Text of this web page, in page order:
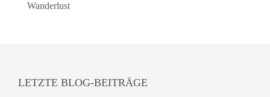
Wanderlust
LETZTE BLOG-BEITRÄGE